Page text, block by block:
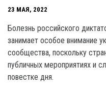
23 МАЯ, 2022
Болезнь российского
занимает особое внимание
сообщества, поскольку
публичных мероприятиях и
повестке дня.